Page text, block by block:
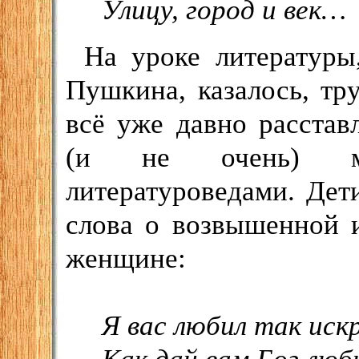
Улицу, город и век…
На уроке
Пушкина, казалось,
всё уже давно
(и не очень)
литературоведами.
слова о
женщине:
Я вас любил так